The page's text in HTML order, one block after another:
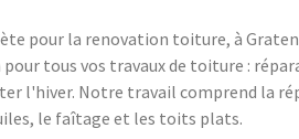
pour la renovation toiture, à
tous vos travaux de toiture :
l'hiver. Notre travail comprend la
le faîtage et les toits plats.